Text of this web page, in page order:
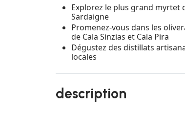
Explorez le plus grand myrtet
Sardaigne
Promenez-vous dans les
de Cala Sinzias et Cala Pira
Dégustez des distillats
locales
description